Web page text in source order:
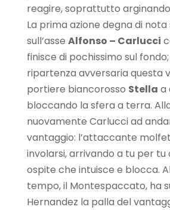
reagire, soprattutto arginando
La prima azione degna di nota
sull’asse Alfonso – Carlucci
finisce di pochissimo sul
ripartenza avversaria questa
portiere biancorosso Stella a
bloccando la sfera a terra.
nuovamente Carlucci ad
vantaggio: l’attaccante
involarsi, arrivando a tu per
ospite che intuisce e blocca.
tempo, il Montespaccato, ha
Hernandez la palla del